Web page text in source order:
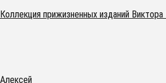
Коллекция прижизненных изданий
Алексей